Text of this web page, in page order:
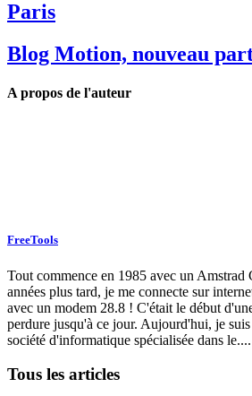
Paris
Blog Motion, nouveau
A propos de l'auteur
FreeTools
Tout commence en 1985 avec un Amstrad
années plus tard, je me connecte sur
avec un modem 28.8 ! C'était le début
perdure jusqu'à ce jour. Aujourd'hui, je
société d'informatique spécialisée dans
Tous les articles